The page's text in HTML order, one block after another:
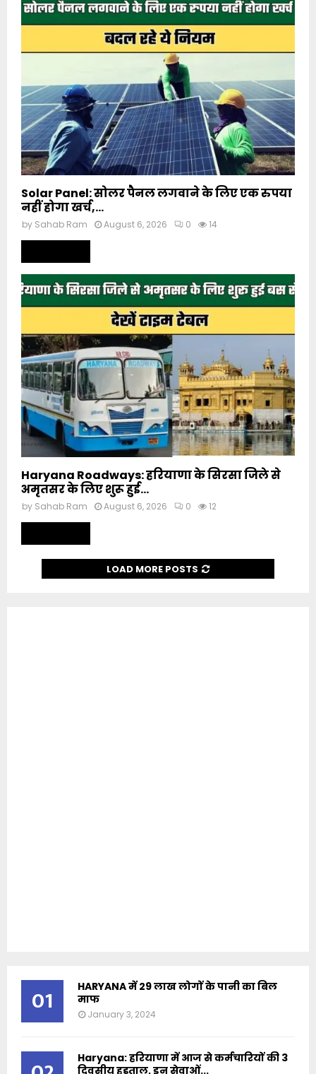
Solar Panel: सोलर पैनल लगवाने के लिए एक रुपया
नहीं होगा खर्च,...
by Sahab Ram August 6, 2026 0 14
Haryana Roadways: हरियाणा के सिरसा जिले से
अमृतसर के लिए शुरू हुई...
by Sahab Ram August 6, 2026 0 12
LOAD MORE POSTS
01
HARYANA में 29 लाख लोगों के पानी का बिल
माफ
January 3, 2024
Haryana: हरियाणा में आज से कर्मचारियों की 3
दिवसीय हड़ताल, इन सेवाओं...